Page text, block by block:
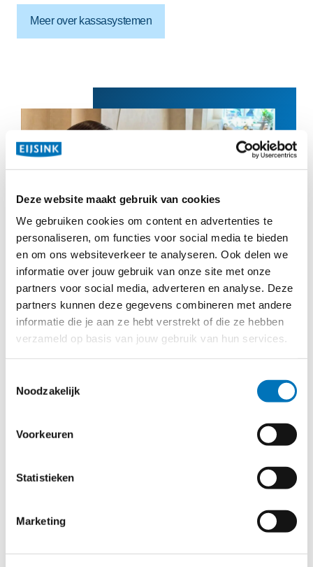
Deze website maakt gebruik van cookies
We gebruiken cookies om content en advertenties te
personaliseren, om functies voor social media te bieden
en om ons websiteverkeer te analyseren. Ook delen we
informatie over jouw gebruik van onze site met onze
partners voor social media, adverteren en analyse. Deze
partners kunnen deze gegevens combineren met andere
informatie die je aan ze hebt verstrekt of die ze hebben
verzameld op basis van jouw gebruik van hun services.
Noodzakelijk
Voorkeuren
Statistieken
Marketing
Meer over kassasystemen
In een drukke horecaomgeving telt elke minuut. Door
voorraadbeheer, bestellingen en personeelsplanning te
automatiseren, bespaar je tijd en voorkom je fouten.
verminderen en zorgen dat je altijd genoeg, maar nooit te
personeelsbezetting af op drukte, waardoor loonkosten